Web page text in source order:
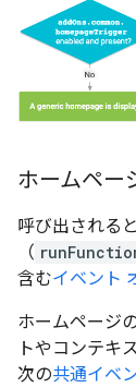
ホームペー
呼び出される
（
含むイベント
ホームページ
トやコンテキ
次の共通イベ